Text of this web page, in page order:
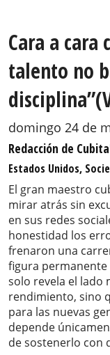
Cara a cara
talento no
domingo 24 de
Redacción de
Estados Unidos,
El gran maestro
mirar atrás sin
en sus redes
honestidad los
frenaron una
figura permanente
solo revela el lado
rendimiento, sino
para las nuevas
depende
de sostenerlo con